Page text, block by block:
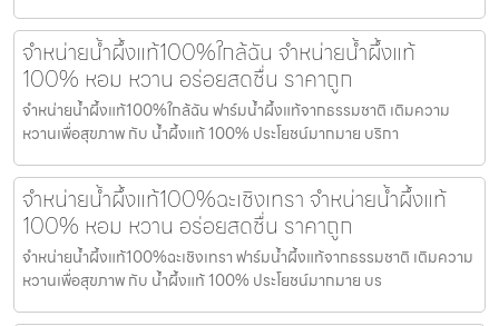
จำหน่ายน้ำผึ้งแท้100%ใกล้ฉัน จำหน่ายน้ำผึ้งแท้
100% หอม หวาน อร่อยสดชื่น ราคาถูก
จำหน่ายน้ำผึ้งแท้100%ใกล้ฉัน ฟาร์มน้ำผึ้งแท้จากธรรมชาติ เติมความ
หวานเพื่อสุขภาพ กับ น้ำผึ้งแท้ 100% ประโยชน์มากมาย บริกา
จำหน่ายน้ำผึ้งแท้100%ฉะเชิงเทรา จำหน่ายน้ำผึ้งแท้
100% หอม หวาน อร่อยสดชื่น ราคาถูก
จำหน่ายน้ำผึ้งแท้100%ฉะเชิงเทรา ฟาร์มน้ำผึ้งแท้จากธรรมชาติ เติมความ
หวานเพื่อสุขภาพ กับ น้ำผึ้งแท้ 100% ประโยชน์มากมาย บร